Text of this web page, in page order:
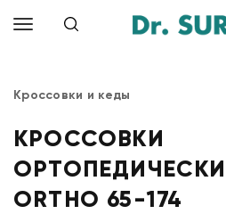
Кроссовки и кеды
КРОССОВКИ
ORTHO 65-174